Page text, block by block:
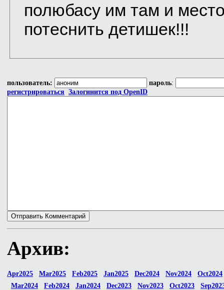
полюбасу им там и
потеснить детишек!!!
пользователь: пароль:
регистрироваться Залогинится под OpenID
Архив:
Apr2025 Mar2025 Feb2025 Jan2025 Dec2024 Nov2024
Oct2024
Mar2024
Feb2024 Jan2024 Dec2023 Nov2023 Oct2023